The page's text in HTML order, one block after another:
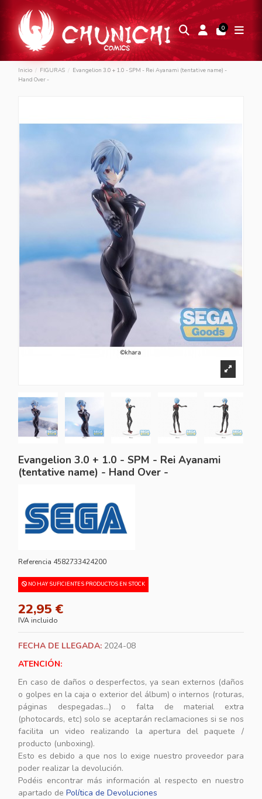
0
Inicio FIGURAS
Evangelion 3.0 + 1.0 - SPM - Rei Ayanami (tentative name) -
Hand Over -
Evangelion 3.0 + 1.0 - SPM - Rei Ayanami
(tentative name) - Hand Over -
Referencia 4582733424200
NO HAY SUFICIENTES PRODUCTOS EN STOCK
22,95 €
IVA incluido
FECHA DE LLEGADA: 2024-08
ATENCIÓN:
En caso de daños o desperfectos, ya sean externos (daños
o golpes en la caja o exterior del álbum) o internos (roturas,
páginas despegadas...) o falta de material extra
(photocards, etc) solo se aceptarán reclamaciones si se nos
facilita un video realizando la apertura del paquete /
producto (unboxing).
Esto es debido a que nos lo exige nuestro proveedor para
poder realizar la devolución.
Podéis encontrar más información al respecto en nuestro
apartado de Política de Devoluciones